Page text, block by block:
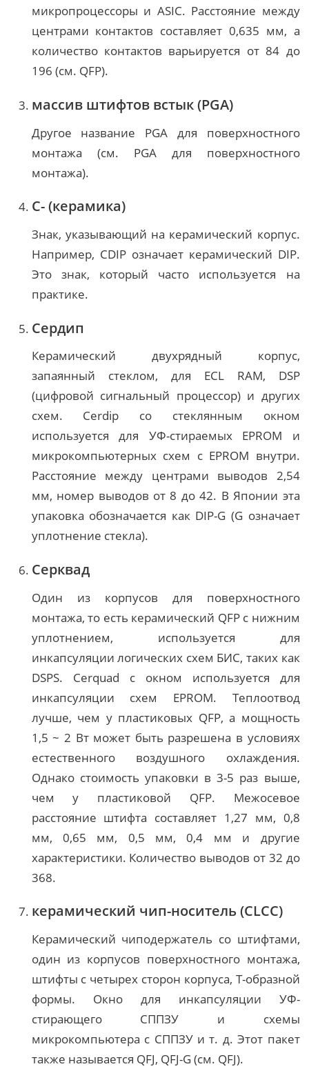
микропроцессоры и ASIC. Расстояние между
центрами контактов составляет 0,635 мм, а
количество контактов варьируется от 84 до
196 (см. QFP).
массив штифтов встык (PGA)
Другое название PGA для поверхностного
монтажа (см. PGA для поверхностного
монтажа).
С- (керамика)
Знак, указывающий на керамический корпус.
Например, CDIP означает керамический DIP.
Это знак, который часто используется на
практике.
Сердип
Керамический двухрядный корпус,
запаянный стеклом, для ECL RAM, DSP
(цифровой сигнальный процессор) и других
схем. Cerdip со стеклянным окном
используется для УФ-стираемых EPROM и
микрокомпьютерных схем с EPROM внутри.
Расстояние между центрами выводов 2,54
мм, номер выводов от 8 до 42. В Японии эта
упаковка обозначается как DIP-G (G означает
уплотнение стекла).
Серквад
Один из корпусов для поверхностного
монтажа, то есть керамический QFP с нижним
уплотнением, используется для
инкапсуляции логических схем БИС, таких как
DSPS. Cerquad с окном используется для
инкапсуляции схем EPROM. Теплоотвод
лучше, чем у пластиковых QFP, а мощность
1,5 ~ 2 Вт может быть разрешена в условиях
естественного воздушного охлаждения.
Однако стоимость упаковки в 3-5 раз выше,
чем у пластиковой QFP. Межосевое
расстояние штифта составляет 1,27 мм, 0,8
мм, 0,65 мм, 0,5 мм, 0,4 мм и другие
характеристики. Количество выводов от 32 до
368.
керамический чип-носитель (CLCC)
Керамический чиподержатель со штифтами,
один из корпусов поверхностного монтажа,
штифты с четырех сторон корпуса, Т-образной
формы. Окно для инкапсуляции УФ-
стирающего СППЗУ и схемы
микрокомпьютера с СППЗУ и т. д. Этот пакет
также называется QFJ, QFJ-G (см. QFJ).